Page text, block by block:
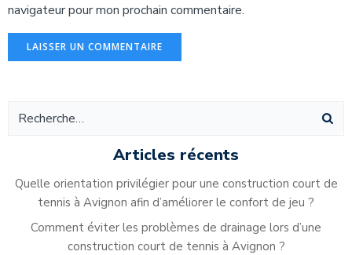
navigateur pour mon prochain commentaire.
Articles récents
Quelle orientation privilégier pour une construction court de
tennis à Avignon afin d’améliorer le confort de jeu ?
Comment éviter les problèmes de drainage lors d’une
construction court de tennis à Avignon ?